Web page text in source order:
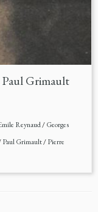
Paul Grimault
Reynaud/Georges
Paul Grimault/Pierre